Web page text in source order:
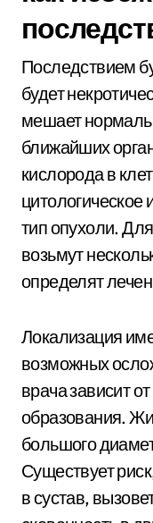
Последствием
будет
мешает
ближайших
кислорода в
цитологическое
тип опухоли.
возьмут
определят
Локализация
возможных
врача зависит
образования.
большого
Существует
в сустав,